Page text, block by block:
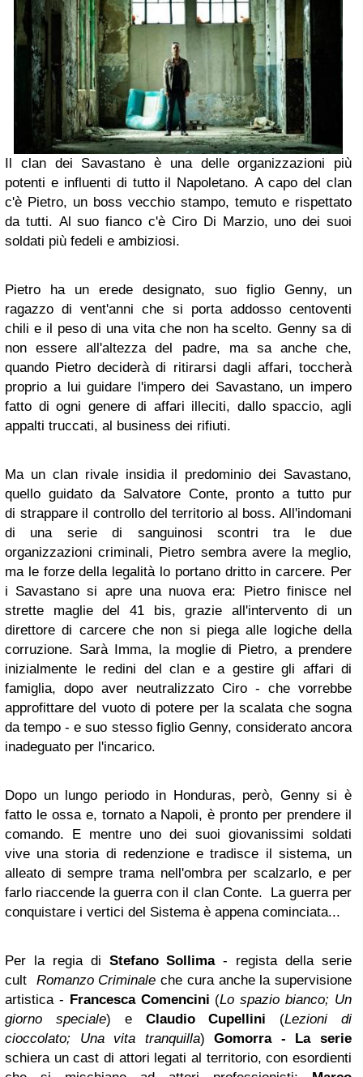
Il clan dei Savastano è una delle organizzazioni più
potenti e influenti di tutto il Napoletano. A capo del clan
c'è Pietro, un boss vecchio stampo, temuto e rispettato
da tutti. Al suo fianco c'è Ciro Di Marzio, uno dei suoi
soldati più fedeli e ambiziosi.
Pietro ha un erede designato, suo figlio Genny, un
ragazzo di vent'anni che si porta addosso centoventi
chili e il peso di una vita che non ha scelto. Genny sa di
non essere all'altezza del padre, ma sa anche che,
quando Pietro deciderà di ritirarsi dagli affari, toccherà
proprio a lui guidare l'impero dei Savastano, un impero
fatto di ogni genere di affari illeciti, dallo spaccio, agli
appalti truccati, al business dei rifiuti.
Ma un clan rivale insidia il predominio dei Savastano,
quello guidato da Salvatore Conte, pronto a tutto pur
di strappare il controllo del territorio al boss. All'indomani
di una serie di sanguinosi scontri tra le due
organizzazioni criminali, Pietro sembra avere la meglio,
ma le forze della legalità lo portano dritto in carcere. Per
i Savastano si apre una nuova era: Pietro finisce nel
strette maglie del 41 bis, grazie all'intervento di un
direttore di carcere che non si piega alle logiche della
corruzione. Sarà Imma, la moglie di Pietro, a prendere
inizialmente le redini del clan e a gestire gli affari di
famiglia, dopo aver neutralizzato Ciro - che vorrebbe
approfittare del vuoto di potere per la scalata che sogna
da tempo - e suo stesso figlio Genny, considerato ancora
inadeguato per l'incarico.
Dopo un lungo periodo in Honduras, però, Genny si è
fatto le ossa e, tornato a Napoli, è pronto per prendere il
comando. E mentre uno dei suoi giovanissimi soldati
vive una storia di redenzione e tradisce il sistema, un
alleato di sempre trama nell'ombra per scalzarlo, e per
farlo riaccende la guerra con il clan Conte. La guerra per
conquistare i vertici del Sistema è appena cominciata...
Per la regia di Stefano Sollima- regista della serie
cult
Romanzo Criminale che cura anche la supervisione
artistica - Francesca Comencini (Lo spazio bianco; Un
giorno speciale) e Claudio Cupellini (Lezioni di
cioccolato;
Una vita tranquilla)Gomorra - La serie
schiera un cast di attori legati al territorio, con esordienti